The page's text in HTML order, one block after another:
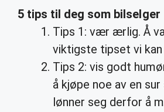
5 tips til deg som bilselger
Tips 1: vær ærlig. Å
viktigste tipset vi kan
Tips 2: vis godt
å kjøpe noe av en
lønner seg derfor å